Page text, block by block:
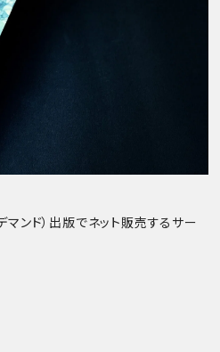
マンド）出版でネット販売するサー